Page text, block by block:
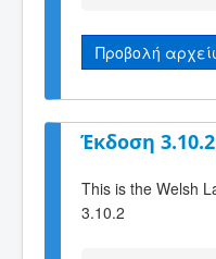
Προβολή
Έκδοση
This is the Welsh
3.10.2